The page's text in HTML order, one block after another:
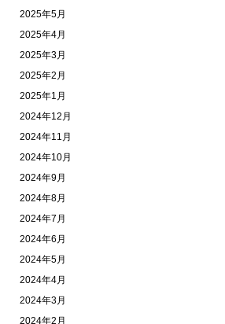
2025年5月
2025年4月
2025年3月
2025年2月
2025年1月
2024年12月
2024年11月
2024年10月
2024年9月
2024年8月
2024年7月
2024年6月
2024年5月
2024年4月
2024年3月
2024年2月